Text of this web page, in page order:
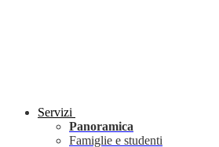
Servizi
Panoramica
Famiglie e studenti